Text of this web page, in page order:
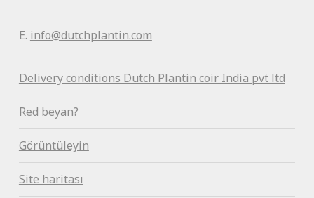
E. info@dutchplantin.com
Delivery conditions Dutch Plantin coir India pvt ltd
Red beyan?
Görüntüleyin
Site haritası